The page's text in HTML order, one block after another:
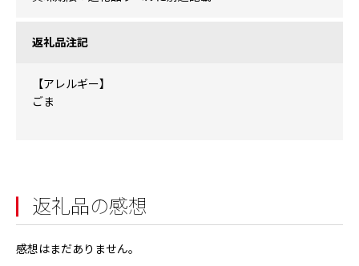
返礼品注記
【アレルギー】
ごま
返礼品の感想
感想はまだありません。